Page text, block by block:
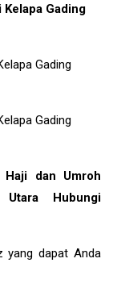
Gading
dan Umroh
Hubungi
yang dapat Anda